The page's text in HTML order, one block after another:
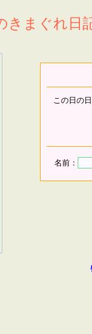
きまぐれ日
この日の
名前：